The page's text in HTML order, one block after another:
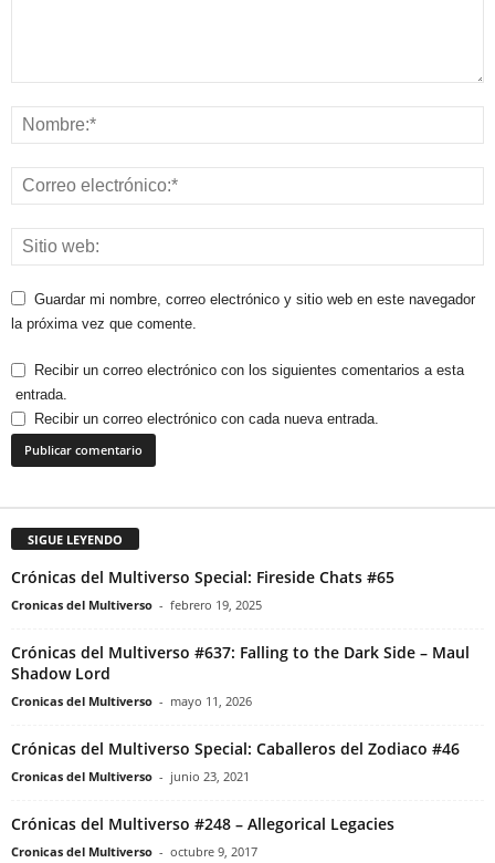
Guardar mi nombre, correo electrónico y sitio web en este navegador
la próxima vez que comente.
Recibir un correo electrónico con los siguientes comentarios a esta
entrada.
Recibir un correo electrónico con cada nueva entrada.
SIGUE LEYENDO
Crónicas del Multiverso Special: Fireside Chats #65
Cronicas del Multiverso - febrero 19, 2025
Crónicas del Multiverso #637: Falling to the Dark Side – Maul
Shadow Lord
Cronicas del Multiverso - mayo 11, 2026
Crónicas del Multiverso Special: Caballeros del Zodiaco #46
Cronicas del Multiverso - junio 23, 2021
Crónicas del Multiverso #248 – Allegorical Legacies
Cronicas del Multiverso - octubre 9, 2017